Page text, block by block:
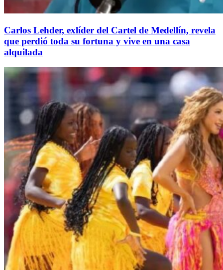
Carlos Lehder, exlíder del Cartel de Medellín, revela
que perdió toda su fortuna y vive en una casa
alquilada